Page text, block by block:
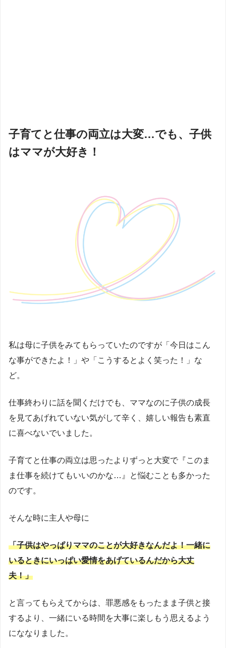
子育てと仕事の両立は大変…でも、子供
はママが大好き！
私は母に子供をみてもらっていたのですが「今日はこん
な事ができたよ！」や「こうするとよく笑った！」な
ど。
仕事終わりに話を聞くだけでも、ママなのに子供の成長
を見てあげれていない気がして辛く、嬉しい報告も素直
に喜べないでいました。
子育てと仕事の両立は思ったよりずっと大変で『このま
ま仕事を続けてもいいのかな…』と悩むことも多かった
のです。
そんな時に主人や母に
「子供はやっぱりママのことが大好きなんだよ！一緒に
いるときにいっぱい愛情をあげているんだから大丈
夫！」
と言ってもらえてからは、罪悪感をもったまま子供と接
するより、一緒にいる時間を大事に楽しもう思えるよう
にななりました。